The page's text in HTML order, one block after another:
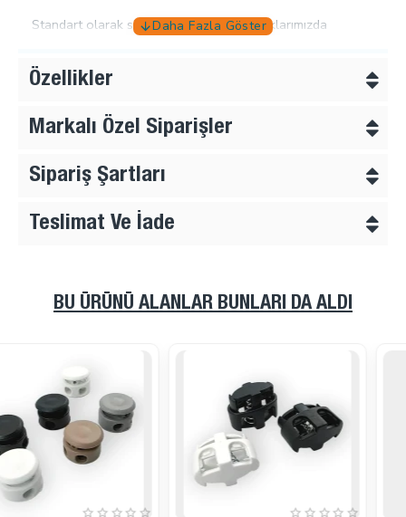
Standart olarak siyah renk genellikle stoklarımızda
geçiniz.
En:14,5 mm
Delik Çapı:4,5 mm
Özellikler
Markalı Özel Siparişler
Sipariş Şartları
Teslimat Ve İade
BU ÜRÜNÜ ALANLAR BUNLARI DA ALDI